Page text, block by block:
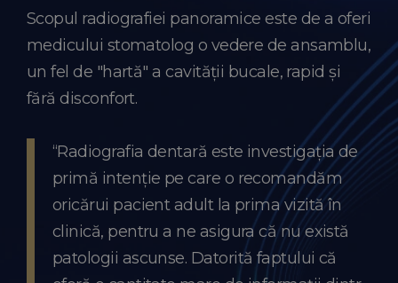
Scopul radiografiei panoramice este de a oferi
medicului stomatolog o vedere de ansamblu,
un fel de "hartă" a cavității bucale, rapid și
fără disconfort.
“Radiografia dentară este investigația de
primă intenție pe care o recomandăm
oricărui pacient adult la prima vizită în
clinică, pentru a ne asigura că nu există
patologii ascunse. Datorită faptului că